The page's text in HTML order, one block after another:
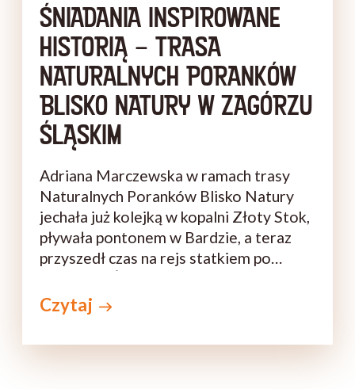
ŚNIADANIA INSPIROWANE
HISTORIĄ – TRASA
NATURALNYCH PORANKÓW
BLISKO NATURY W ZAGÓRZU
ŚLĄSKIM
Adriana Marczewska w ramach trasy
Naturalnych Poranków Blisko Natury
jechała już kolejką w kopalni Złoty Stok,
pływała pontonem w Bardzie, a teraz
przyszedł czas na rejs statkiem po
Śląskim. Właśnie nad jej doliną znajduje
się 700-letni zamek Grodno, który
szefowa kuchni obrała za kolejny cel
Czytaj